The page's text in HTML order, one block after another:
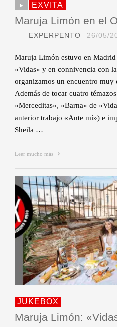
EXVITA
Maruja Limón en el
EXPERPENTO 26/05/
Maruja Limón estuvo en Madrid
«Vidas» y en connivencia con
organizamos un encuentro muy
Además de tocar cuatro
«Merceditas», «Barna» de
anterior trabajo «Ante mí») e
Sheila …
Leer mucho más
JUKEBOX
Maruja Limón: